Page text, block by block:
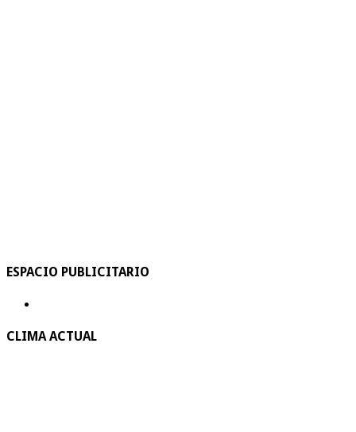
ESPACIO PUBLICITARIO
CLIMA ACTUAL